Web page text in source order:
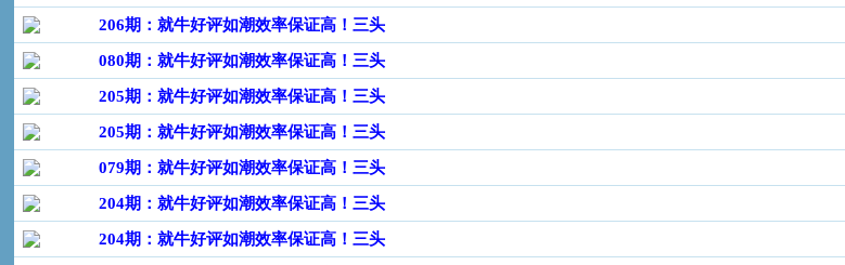
206期：就牛好评如潮效率保证高！三头
080期：就牛好评如潮效率保证高！三头
205期：就牛好评如潮效率保证高！三头
205期：就牛好评如潮效率保证高！三头
079期：就牛好评如潮效率保证高！三头
204期：就牛好评如潮效率保证高！三头
204期：就牛好评如潮效率保证高！三头